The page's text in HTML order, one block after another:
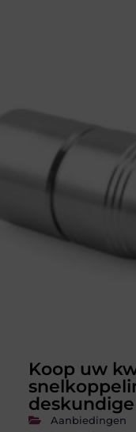
Koop uw
deskundige
Aanbiedingen